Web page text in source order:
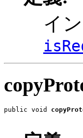
イ
public void